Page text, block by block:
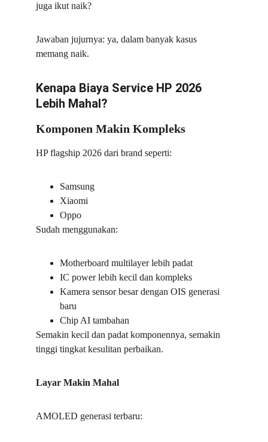
juga ikut naik?
Jawaban jujurnya: ya, dalam banyak kasus
memang naik.
Kenapa Biaya Service HP 2026
Lebih Mahal?
Komponen Makin Kompleks
HP flagship 2026 dari brand seperti:
Samsung
Xiaomi
Oppo
Sudah menggunakan:
Motherboard multilayer lebih padat
IC power lebih kecil dan kompleks
Kamera sensor besar dengan OIS generasi
baru
Chip AI tambahan
Semakin kecil dan padat komponennya, semakin
tinggi tingkat kesulitan perbaikan.
Layar Makin Mahal
AMOLED generasi terbaru: